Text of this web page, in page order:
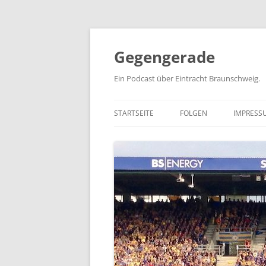
Zum
Gegengerade
Ein Podcast über Eintracht Braunschweig.
STARTSEITE FOLGEN